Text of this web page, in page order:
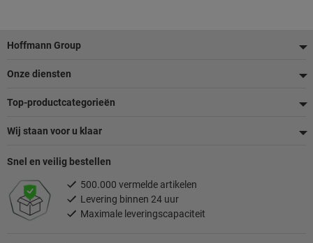
Voettekst
Hoffmann Group
Onze diensten
Top-productcategorieën
Wij staan voor u klaar
Snel en veilig bestellen
500.000 vermelde artikelen
Levering binnen 24 uur
Maximale leveringscapaciteit